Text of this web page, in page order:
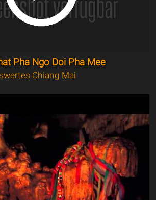
Pha Ngo Doi Pha Mee
Chiang Mai